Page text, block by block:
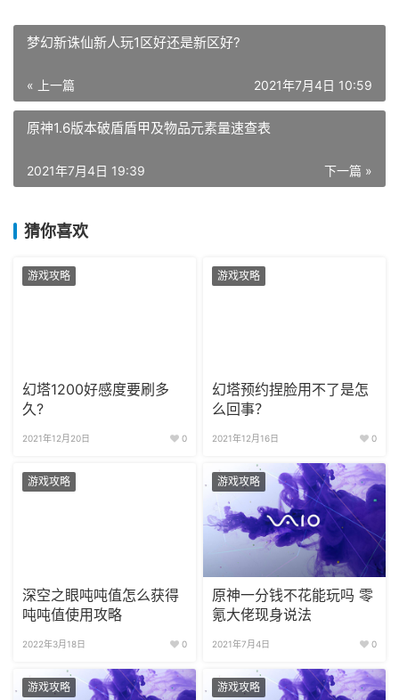
梦幻新诛仙新人玩1区好还是新区好?
« 上一篇 2021年7月4日 10:59
原神1.6版本破盾盾甲及物品元素量速查表
下一篇 »
2021年7月4日 19:39
猜你喜欢
游戏攻略
幻塔1200好感度要刷多
久?
2021年12月20日 0
游戏攻略
幻塔预约捏脸用不了是怎
么回事？
2021年12月16日 0
游戏攻略
深空之眼吨吨值怎么获得
吨吨值使用攻略
2022年3月18日 0
游戏攻略
原神一分钱不花能玩吗 零
氪大佬现身说法
2021年7月4日 0
游戏攻略 游戏攻略